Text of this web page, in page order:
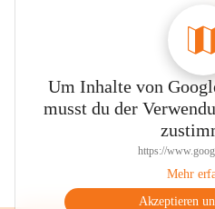
Um Inhalte von
musst du der
https://
Mehr
Akzeptieren